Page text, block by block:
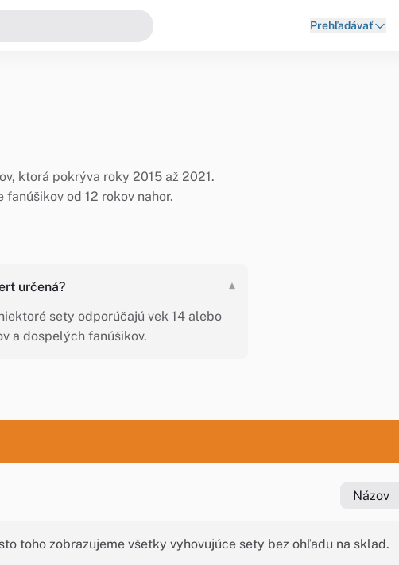
Prehľadávať
ktorá pokrýva roky 2015 až 2021.
od 12 rokov nahor.
určená?
▾
sety odporúčajú vek 14 alebo
a dospelých fanúšikov.
toho zobrazujeme všetky vyhovujúce sety bez ohľadu na sklad.